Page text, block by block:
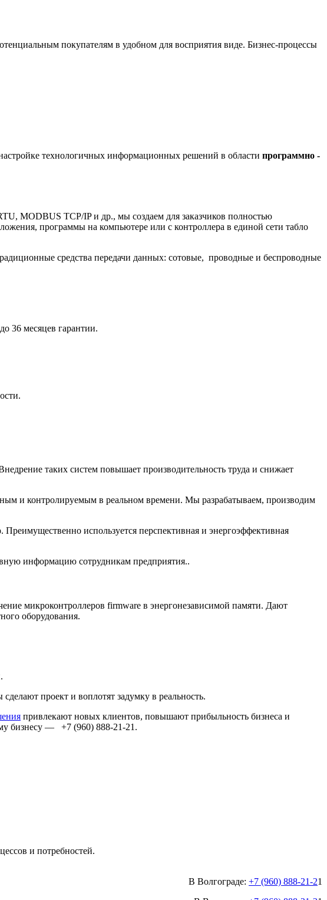
покупателям в удобном для восприятия виде. Бизнес-процессы
технологичных информационных решений в области программно -
MODBUS TCP/IP и др., мы создаем для заказчиков полностью
программы на компьютере или с контроллера в единой сети табло
средства передачи данных: сотовые, проводные и беспроводные
36 месяцев гарантии.
таких систем повышает производительность труда и снижает
и контролируемым в реальном времени. Мы разрабатываем, производим
используется перспективная и энергоэффективная
информацию сотрудникам предприятия..
микроконтроллеров firmware в энергонезависимой памяти. Дают
оборудования.
проект и воплотят задумку в реальность.
привлекают новых клиентов, повышают прибыльность бизнеса и
бизнесу — +7 (960) 888-21-21.
и потребностей.
В Волгограде: +7 (960) 888-21-21